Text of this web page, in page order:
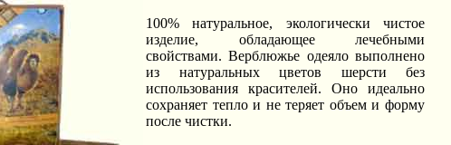
100% натуральное, экологически чистое
изделие, обладающее лечебными
свойствами. Верблюжье одеяло выполнено
из натуральных цветов шерсти без
использования красителей. Оно идеально
сохраняет тепло и не теряет объем и форму
после чистки.